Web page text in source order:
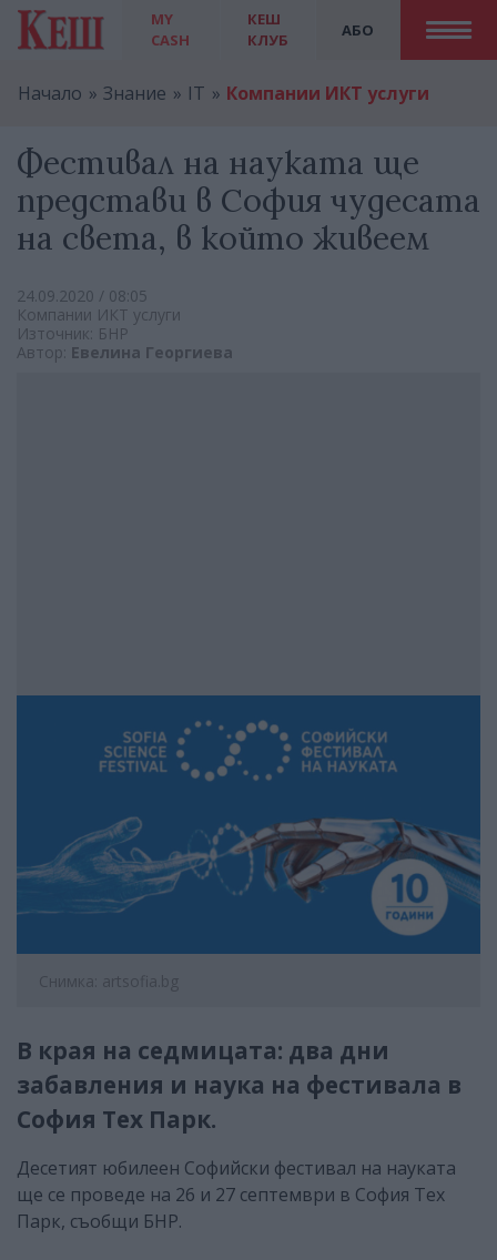
MY
CASH
АБО
КЕШ
КЛУБ
Начало Знание IT Компании ИКТ услуги
Фестивал на науката ще
представи в София чудесата
на света, в който живеем
24.09.2020 / 08:05
Компании ИКТ услуги
Източник: БНР
Автор: Евелина Георгиева
Снимка: artsofia.bg
В края на седмицата: два дни
забавления и наука на фестивала в
София Тех Парк.
Десетият юбилеен Софийски фестивал на науката
ще се проведе на 26 и 27 септември в София Тех
Парк, съобщи БНР.